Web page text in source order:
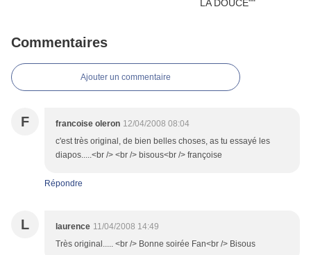
Commentaires
Ajouter un commentaire
F francoise oleron 12/04/2008 08:04
c'est très original, de bien belles choses, as tu essayé les
diapos.....<br /> <br /> bisous<br /> françoise
Répondre
L laurence 11/04/2008 14:49
Très original..... <br /> Bonne soirée Fan<br /> Bisous